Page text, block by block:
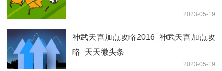
2023-05-19
神武天宫加点攻略2016_神武天宫加点攻
略_天天微头条
2023-05-19